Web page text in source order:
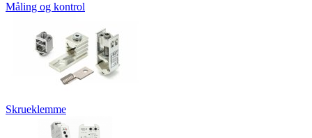
Måling og kontrol
Skrueklemme